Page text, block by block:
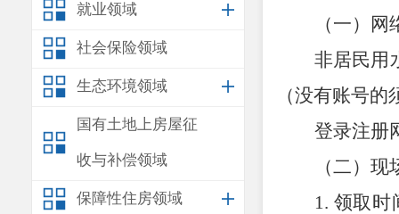
就业领域
社会保险领域
生态环境领域
国有土地上房屋征
收与补偿领域
保障性住房领域
（一）
非居民用
（没有账号
登录注册
（二）现
1. 领取时